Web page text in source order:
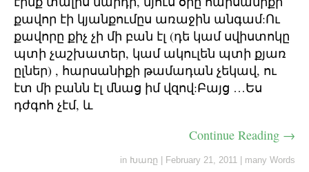
քավոր էի կյանքումըս առաջին անգամ:Ու
քավորը քիչ չի մի բան էլ (դե կամ սվիստոկը
պտի չաշխատեր, կամ ակուլեն պտի քյառ
ըլներ) , հարսանիքի թամադան չեկավ, ու
էտ մի բանն էլ մնաց իմ վզով:Բայց …Ես
դժգոհ չէմ, և
Continue Reading →
in Խառը February 21, 2011 many Words